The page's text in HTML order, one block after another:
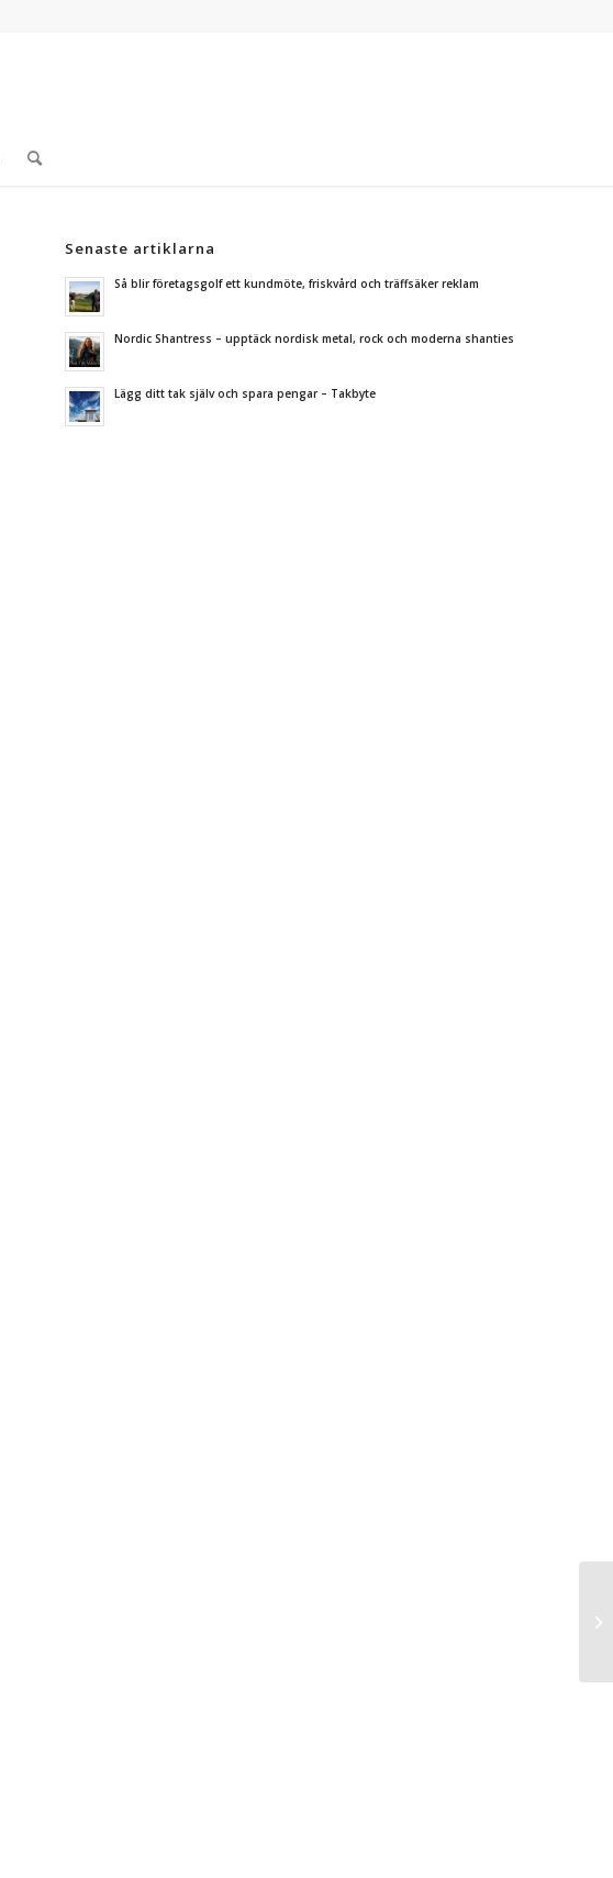
Senaste artiklarna
Så blir företagsgolf ett kundmöte, friskvård och träffsäker reklam
Nordic Shantress – upptäck nordisk metal, rock och moderna shanties
Lägg ditt tak själv och spara pengar – Takbyte